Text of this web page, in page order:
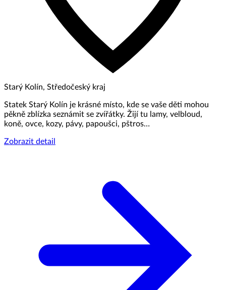
Starý Kolín, Středočeský kraj
Statek Starý Kolín je krásné místo, kde se vaše děti mohou
pěkně zblízka seznámit se zvířátky. Žijí tu lamy, velbloud,
koně, ovce, kozy, pávy, papoušci, pštros…
Zobrazit detail